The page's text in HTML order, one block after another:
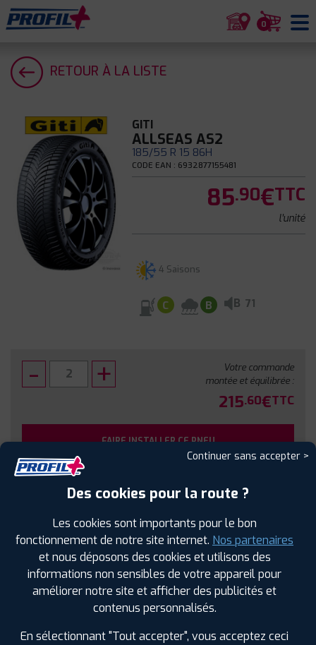
0
RETOUR À LA LISTE
GITI
ALLSEAS AS2
185/55 R 15 86H
CODE EAN : 6932877155481
85.90€TTC
l'unité
4 Saisons
C B B 71
Votre commande
montée et équilibrée :
215.60€TTC
FAIRE INSTALLER CE PNEU
Sous réserve de disponibilité en agence
SPÉCIFICATIONS AVIS CLIENTS ÉTIQUETAGE
Étiquetage
Continuer sans accepter >
Des cookies pour la route ?
Les cookies sont importants pour le bon
fonctionnement de notre site internet. Nos partenaires
et nous déposons des cookies et utilisons des
informations non sensibles de votre appareil pour
améliorer notre site et afficher des publicités et
contenus personnalisés.
En sélectionnant "Tout accepter", vous acceptez ceci